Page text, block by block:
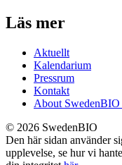
Läs mer
Aktuellt
Kalendarium
Pressrum
Kontakt
About
© 2026 SwedenBIO
Den här sidan använder
upplevelse, se hur vi